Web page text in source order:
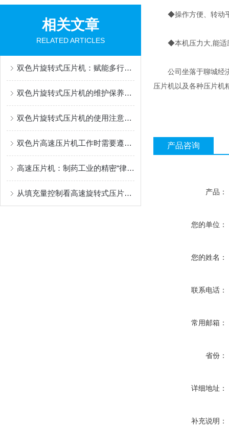
相关文章
RELATED ARTICLES
双色片旋转式压片机：赋能多行业高效生产的核心装备
双色片旋转式压片机的维护保养规程
双色片旋转式压片机的使用注意事项
双色片高速压片机工作时需要遵守哪些要求？
高速压片机：制药工业的精密“律动之心”
从填充量控制看高速旋转式压片机在制药中的应用优势
◆操作方便、转动平
◆本机压力大,能适应
公司坐落于聊城经济
压片机以及各种压片机
产品咨询
产品：
您的单位：
您的姓名：
联系电话：
常用邮箱：
省份：
详细地址：
补充说明：